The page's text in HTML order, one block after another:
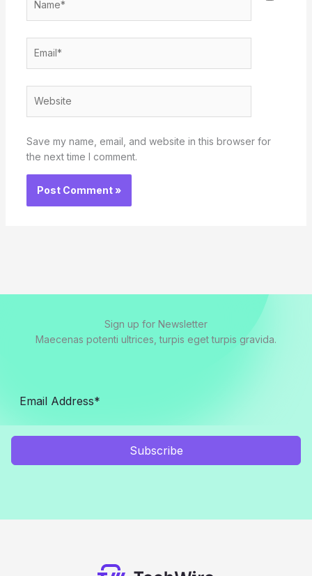
Save my name, email, and website in this browser for
the next time I comment.
Sign up for Newsletter
Maecenas potenti ultrices, turpis eget turpis gravida.
Subscribe